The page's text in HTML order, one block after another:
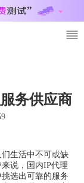
务供应商
生活中不可或缺
说，国内IP代理
选出可靠的服务